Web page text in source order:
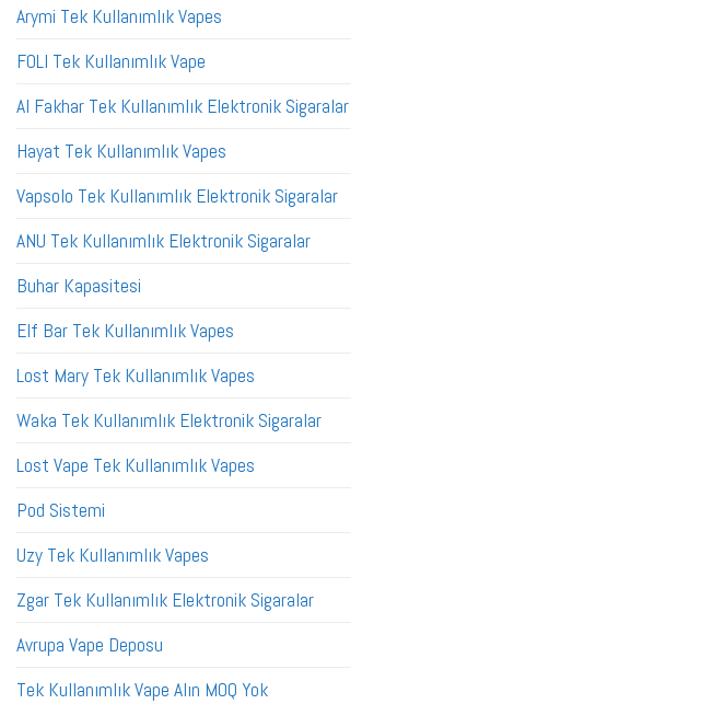
Arymi Tek Kullanımlık Vapes
FOLI Tek Kullanımlık Vape
Al Fakhar Tek Kullanımlık Elektronik Sigaralar
Hayat Tek Kullanımlık Vapes
Vapsolo Tek Kullanımlık Elektronik Sigaralar
ANU Tek Kullanımlık Elektronik Sigaralar
Buhar Kapasitesi
Elf Bar Tek Kullanımlık Vapes
Lost Mary Tek Kullanımlık Vapes
Waka Tek Kullanımlık Elektronik Sigaralar
Lost Vape Tek Kullanımlık Vapes
Pod Sistemi
Uzy Tek Kullanımlık Vapes
Zgar Tek Kullanımlık Elektronik Sigaralar
Avrupa Vape Deposu
Tek Kullanımlık Vape Alın MOQ Yok